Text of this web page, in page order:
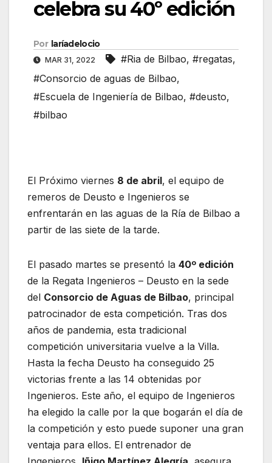
celebra su 40º edición
Por laríadelocio
MAR 31, 2022 #Ria de Bilbao, #regatas,
#Consorcio de aguas de Bilbao,
#Escuela de Ingeniería de Bilbao, #deusto,
#bilbao
El Próximo viernes 8 de abril, el equipo de
remeros de Deusto e Ingenieros se
enfrentarán en las aguas de la Ría de Bilbao a
partir de las siete de la tarde.
El pasado martes se presentó la 40º edición
de la Regata Ingenieros – Deusto en la sede
del Consorcio de Aguas de Bilbao, principal
patrocinador de esta competición. Tras dos
años de pandemia, esta tradicional
competición universitaria vuelve a la Villa.
Hasta la fecha Deusto ha conseguido 25
victorias frente a las 14 obtenidas por
Ingenieros. Este año, el equipo de Ingenieros
ha elegido la calle por la que bogarán el día de
la competición y esto puede suponer una gran
ventaja para ellos. El entrenador de